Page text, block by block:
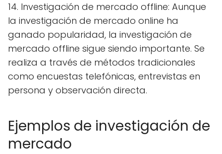
14. Investigación de mercado offline: Aunque
la investigación de mercado online ha
ganado popularidad, la investigación de
mercado offline sigue siendo importante. Se
realiza a través de métodos tradicionales
como encuestas telefónicas, entrevistas en
persona y observación directa.
Ejemplos de investigación de
mercado